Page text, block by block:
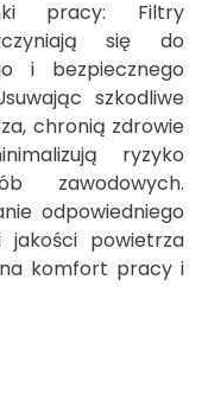
pracy: Filtry
się do
i bezpiecznego
szkodliwe
chronią zdrowie
ryzyko
zawodowych.
odpowiedniego
jakości powietrza
komfort pracy i